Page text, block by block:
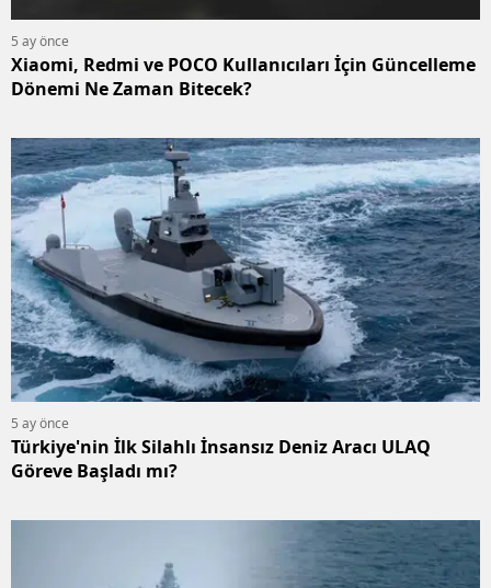
5 ay önce
Xiaomi, Redmi ve POCO Kullanıcıları İçin Güncelleme
Dönemi Ne Zaman Bitecek?
5 ay önce
Türkiye'nin İlk Silahlı İnsansız Deniz Aracı ULAQ
Göreve Başladı mı?